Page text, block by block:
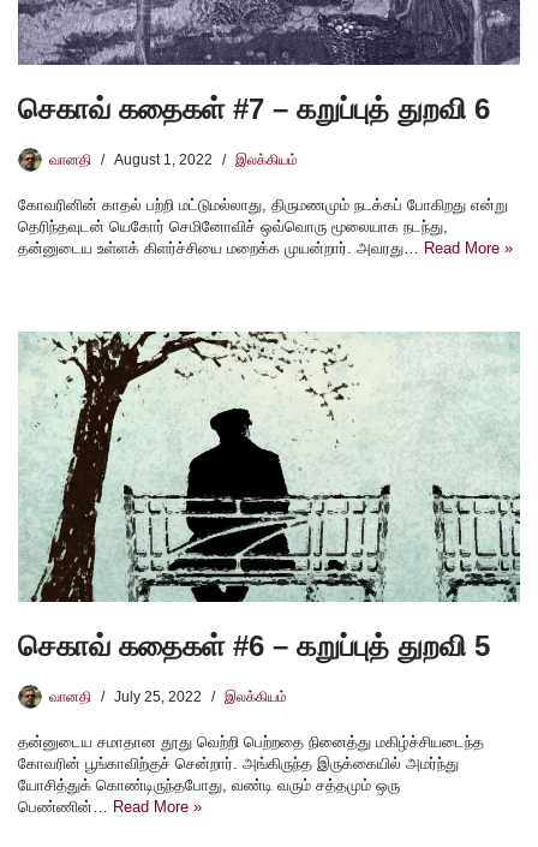
செகாவ் கதைகள் #7 – கறுப்புத் துறவி 6
வானதி August 1, 2022 இலக்கியம்
கோவரினின் காதல் பற்றி மட்டுமல்லாது, திருமணமும் நடக்கப் போகிறது என்று
தெரிந்தவுடன் யெகோர் செமினோவிச் ஒவ்வொரு மூலையாக நடந்து,
தன்னுடைய உள்ளக் கிளர்ச்சியை மறைக்க முயன்றார். அவரது… Read More »
செகாவ் கதைகள் #6 – கறுப்புத் துறவி 5
வானதி July 25, 2022 இலக்கியம்
தன்னுடைய சமாதான தூது வெற்றி பெற்றதை நினைத்து மகிழ்ச்சியடைந்த
கோவரின் பூங்காவிற்குச் சென்றார். அங்கிருந்த இருக்கையில் அமர்ந்து
யோசித்துக் கொண்டிருந்தபோது, வண்டி வரும் சத்தமும் ஒரு
பெண்ணின்…
Read More »